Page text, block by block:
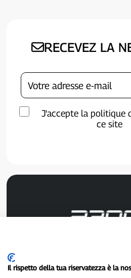
RECEVEZ LA
J'accepte la politique
ce site
Pavie.
Il rispetto della tua riservatezza è la